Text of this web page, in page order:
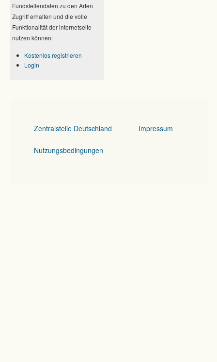
Fundstellendaten zu den Arten
Zugriff erhalten und die volle
Funktionalität der internetseite
nutzen können:
Kostenlos registrieren
Login
Zentralstelle Deutschland Impressum
Nutzungsbedingungen